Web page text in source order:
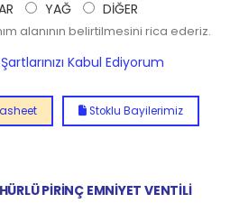
YAĞ DİĞER
alanının belirtilmesini rica ederiz.
Kabul Ediyorum
Stoklu Bayilerimiz
PİRİNÇ EMNİYET VENTİLİ